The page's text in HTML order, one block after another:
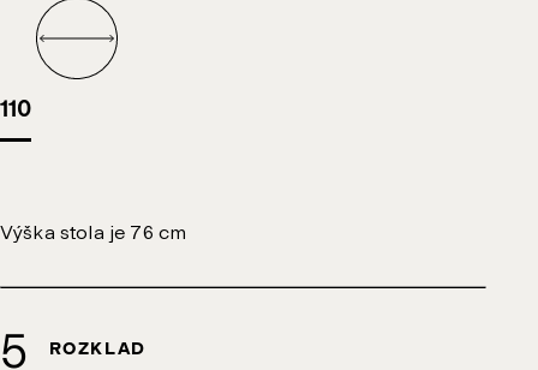
110
Výška stola je 76 cm
ROZKLAD